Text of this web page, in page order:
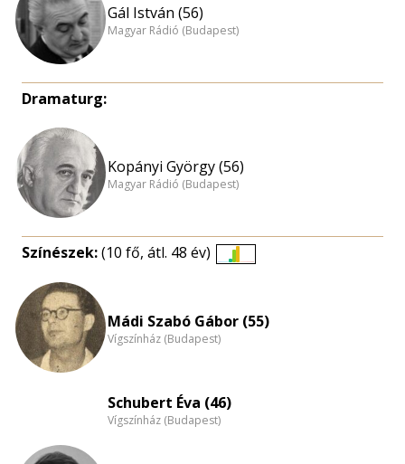
Gál István (56)
Magyar Rádió (Budapest)
Dramaturg:
Kopányi György (56)
Magyar Rádió (Budapest)
Színészek:(10 fő, átl. 48 év)
nagyítása
Mádi Szabó Gábor (55)
Vígszínház (Budapest)
Schubert Éva (46)
Vígszínház (Budapest)